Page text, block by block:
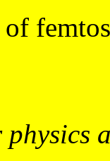
physics